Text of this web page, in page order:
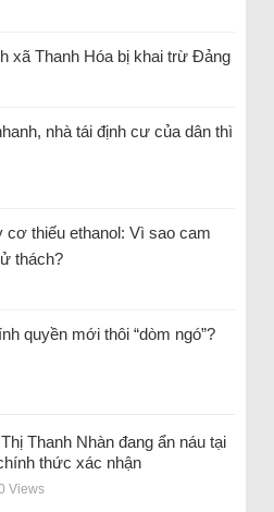
xã Thanh Hóa bị khai trừ Đảng
nhà tái định cư của dân thì
cơ thiếu ethanol: Vì sao cam
thách?
quyền mới thôi “dòm ngó”?
Thanh Nhàn đang ẩn náu tại
thức xác nhận
Views